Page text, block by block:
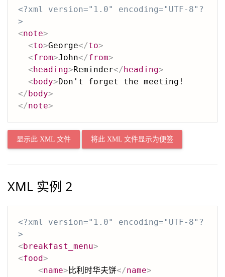
<?xml version="1.0" encoding="UTF-8"?
>
<note>
<to>George</to>
<from>John</from>
<heading>Reminder</heading>
<body>Don't forget the meeting!
</body>
</note>
显示此 XML 文件 将此 XML 文件显示为便签
XML 实例 2
<?xml version="1.0" encoding="UTF-8"?
>
<breakfast_menu>
<food>
<name> 比利时华夫饼</name>